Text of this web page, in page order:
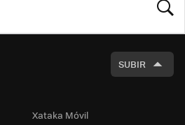
SUBIR
Xataka Móvil